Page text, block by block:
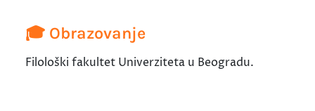
🎓 Obrazovanje
Filološki fakultet Univerziteta u Beogradu.